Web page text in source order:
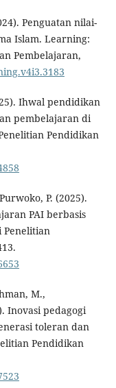
Penguatan nilai-
Islam. Learning:
Pembelajaran,
Ihwal pendidikan
pembelajaran di
Pendidikan
P. (2025).
PAI berbasis
M.,
Inovasi pedagogi
toleran dan
Pendidikan